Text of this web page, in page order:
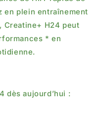
en plein entraînement
Creatine+ H24 peut
* en
dès aujourd’hui :